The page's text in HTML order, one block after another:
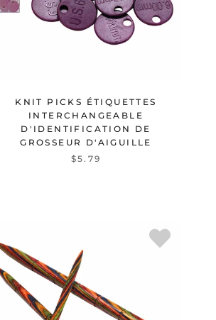
KNIT PICKS ÉTIQUETTES
INTERCHANGEABLE
D'IDENTIFICATION DE
GROSSEUR D'AIGUILLE
$5.79